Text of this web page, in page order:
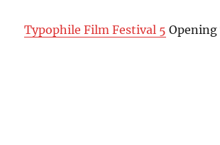
Typophile Film Festival 5